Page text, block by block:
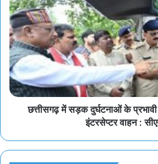
छत्तीसगढ़ में सड़क दुर्घटनाओं के प्रभावी
इंटरसेप्टर वाहन :